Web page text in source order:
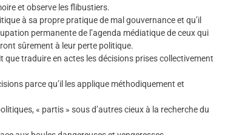
et observe les flibustiers.
à sa propre pratique de mal gouvernance et qu’il
permanente de l’agenda médiatique de ceux qui
sûrement à leur perte politique.
que traduire en actes les décisions prises collectivement
parce qu’il les applique méthodiquement et
« partis » sous d’autres cieux à la recherche du